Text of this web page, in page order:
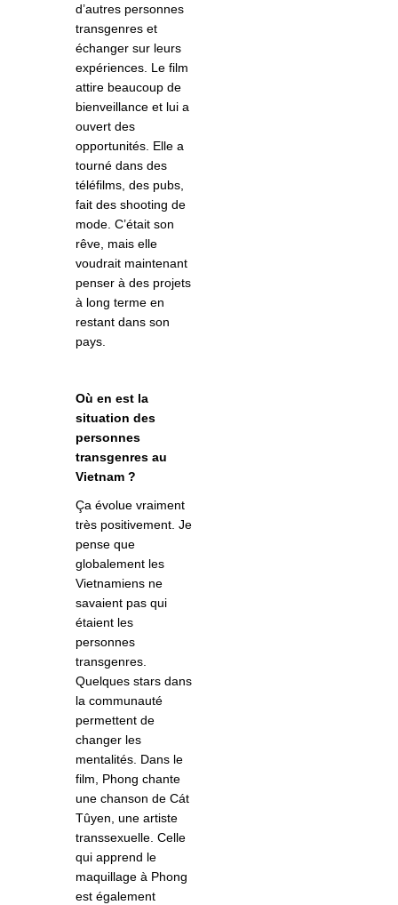
d’autres personnes
transgenres et
échanger sur leurs
expériences. Le film
attire beaucoup de
bienveillance et lui a
ouvert des
opportunités. Elle a
tourné dans des
téléfilms, des pubs,
fait des shooting de
mode. C’était son
rêve, mais elle
voudrait maintenant
penser à des projets
à long terme en
restant dans son
pays.
Où en est la
situation des
personnes
transgenres au
Vietnam ?
Ça évolue vraiment
très positivement. Je
pense que
globalement les
Vietnamiens ne
savaient pas qui
étaient les
personnes
transgenres.
Quelques stars dans
la communauté
permettent de
changer les
mentalités. Dans le
film, Phong chante
une chanson de Cát
Tûyen, une artiste
transsexuelle. Celle
qui apprend le
maquillage à Phong
est également